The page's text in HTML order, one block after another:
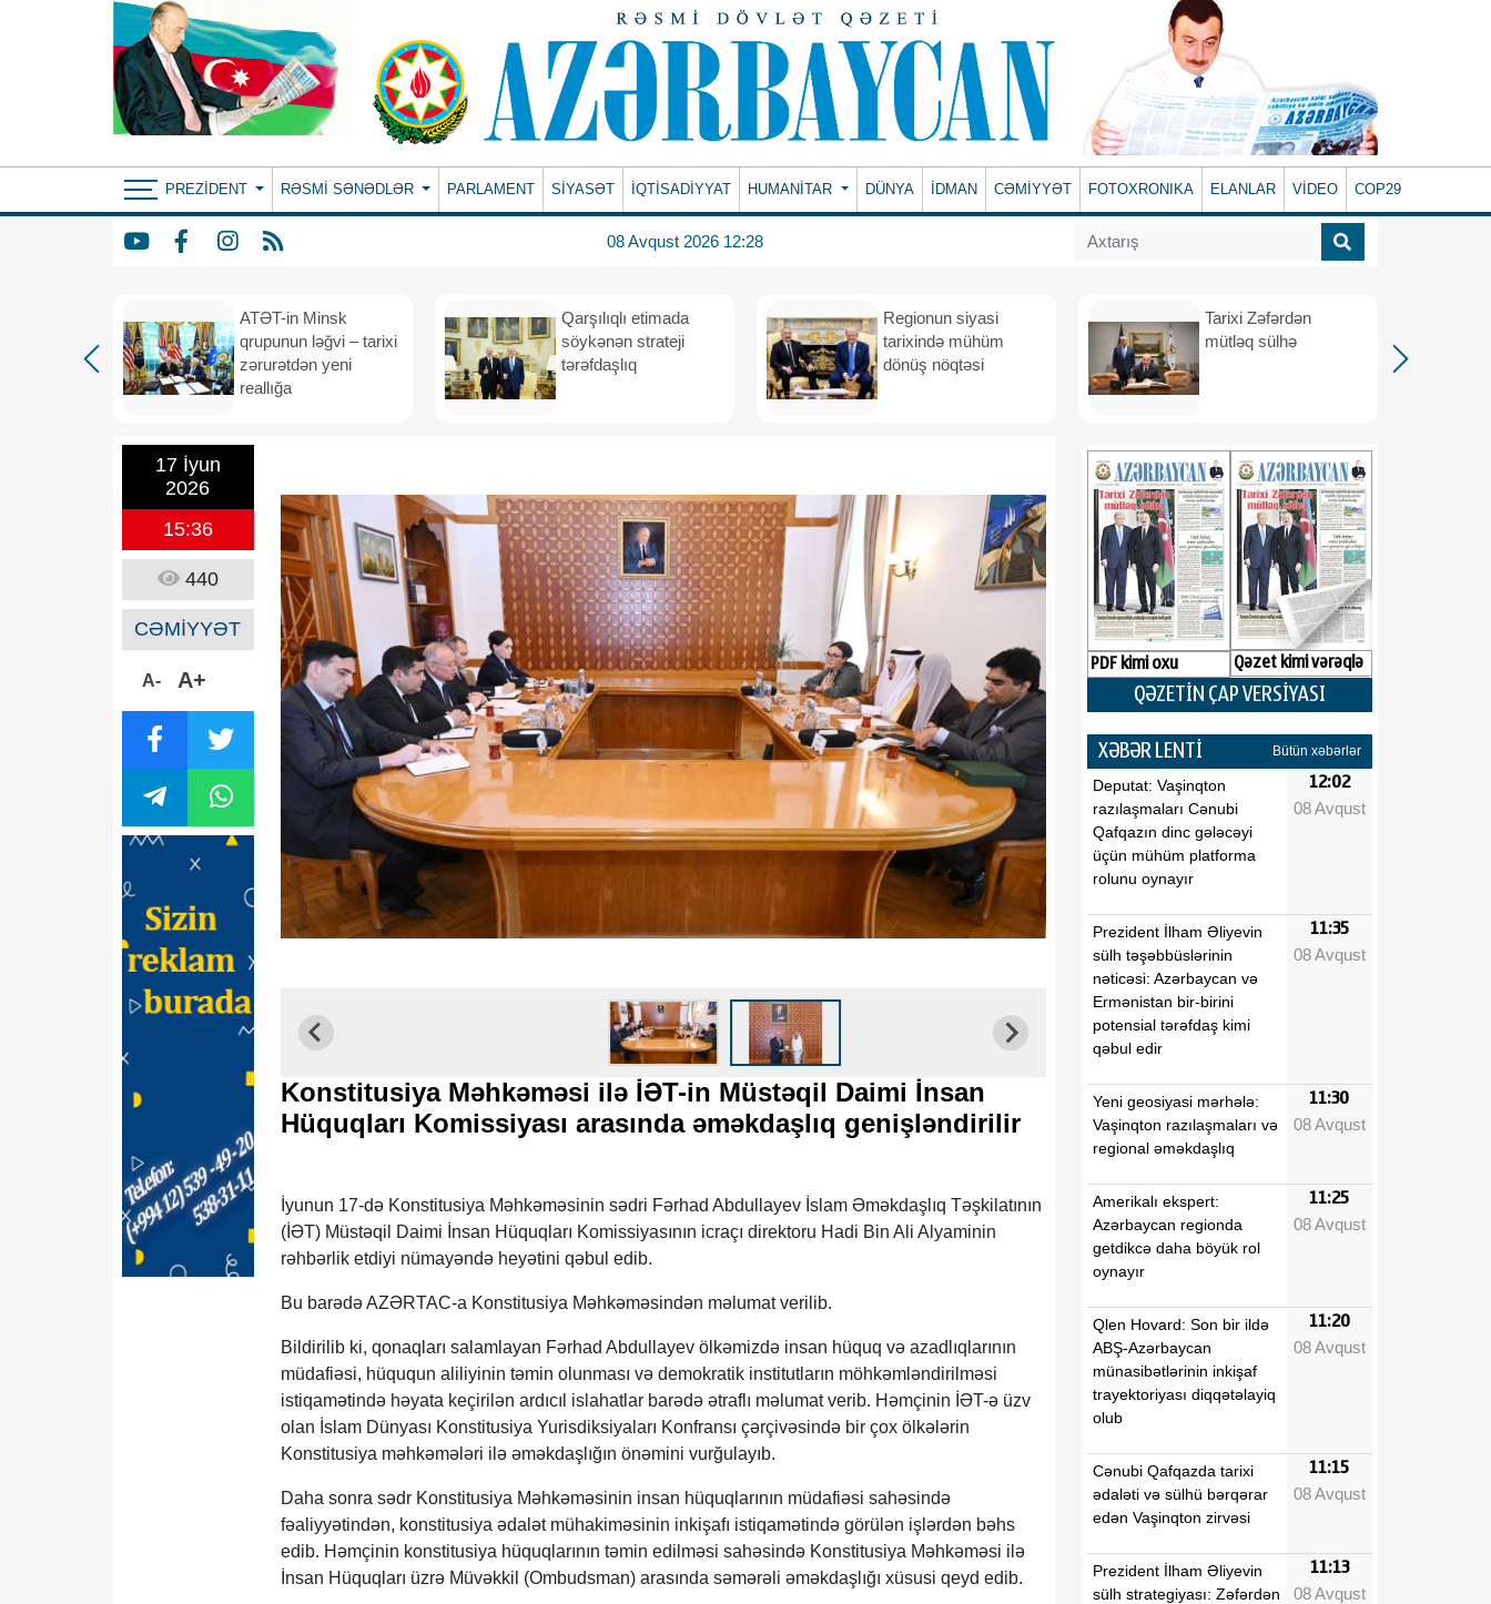
PREZIDENT RƏSMI SƏNƏDLƏR PARLAMENT SİYASƏT İQTİSADİYYAT HUMANITAR DÜNYA İDMAN CƏMİYYƏT FOTOXRONIKA ELANLAR VİDEO COP29
08 Avqust 2026 12:28
ATƏT-in Minsk
qrupunun ləğvi – tarixi
zərurətdən yeni
reallığa
Qarşılıqlı etimada
söykənən strateji
tərəfdaşlıq
Regionun siyasi
tarixində mühüm
dönüş nöqtəsi
Tarixi Zəfərdən
mütləq sülhə
17 İyun
2026
15:36
440
CƏMİYYƏT
A- A+
Konstitusiya Məhkəməsi ilə İƏT-in Müstəqil Daimi İnsan
Hüquqları Komissiyası arasında əməkdaşlıq genişləndirilir
İyunun 17-də Konstitusiya Məhkəməsinin sədri Fərhad Abdullayev İslam Əməkdaşlıq Təşkilatının
(İƏT) Müstəqil Daimi İnsan Hüquqları Komissiyasının icraçı direktoru Hadi Bin Ali Alyaminin
rəhbərlik etdiyi nümayəndə heyətini qəbul edib.
Bu barədə AZƏRTAC-a Konstitusiya Məhkəməsindən məlumat verilib.
Bildirilib ki, qonaqları salamlayan Fərhad Abdullayev ölkəmizdə insan hüquq və azadlıqlarının
müdafiəsi, hüququn aliliyinin təmin olunması və demokratik institutların möhkəmləndirilməsi
istiqamətində həyata keçirilən ardıcıl islahatlar barədə ətraflı məlumat verib. Həmçinin İƏT-ə üzv
olan İslam Dünyası Konstitusiya Yurisdiksiyaları Konfransı çərçivəsində bir çox ölkələrin
Konstitusiya məhkəmələri ilə əməkdaşlığın önəmini vurğulayıb.
Daha sonra sədr Konstitusiya Məhkəməsinin insan hüquqlarının müdafiəsi sahəsində
fəaliyyətindən, konstitusiya ədalət mühakiməsinin inkişafı istiqamətində görülən işlərdən bəhs
edib. Həmçinin konstitusiya hüquqlarının təmin edilməsi sahəsində Konstitusiya Məhkəməsi ilə
İnsan Hüquqları üzrə Müvəkkil (Ombudsman) arasında səmərəli əməkdaşlığı xüsusi qeyd edib.
PDF kimi oxu Qəzet kimi vərəqlə
QƏZETİN ÇAP VERSİYASI
XƏBƏR LENTİ Bütün xəbərlər
Deputat: Vaşinqton
razılaşmaları Cənubi
Qafqazın dinc gələcəyi
üçün mühüm platforma
rolunu oynayır
12:02
08 Avqust
Prezident İlham Əliyevin
sülh təşəbbüslərinin
nəticəsi: Azərbaycan və
Ermənistan bir-birini
potensial tərəfdaş kimi
qəbul edir
11:35
08 Avqust
Yeni geosiyasi mərhələ:
Vaşinqton razılaşmaları və
regional əməkdaşlıq
11:30
08 Avqust
Amerikalı ekspert:
Azərbaycan regionda
getdikcə daha böyük rol
oynayır
11:25
08 Avqust
Qlen Hovard: Son bir ildə
ABŞ-Azərbaycan
münasibətlərinin inkişaf
trayektoriyası diqqətəlayiq
olub
11:20
08 Avqust
Cənubi Qafqazda tarixi
ədaləti və sülhü bərqərar
edən Vaşinqton zirvəsi
11:15
08 Avqust
Prezident İlham Əliyevin
sülh strategiyası: Zəfərdən
11:13
08 Avqust